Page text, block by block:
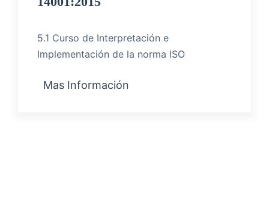
5.1 Curso de Interpretación e
Implementación de la norma ISO
Mas Información